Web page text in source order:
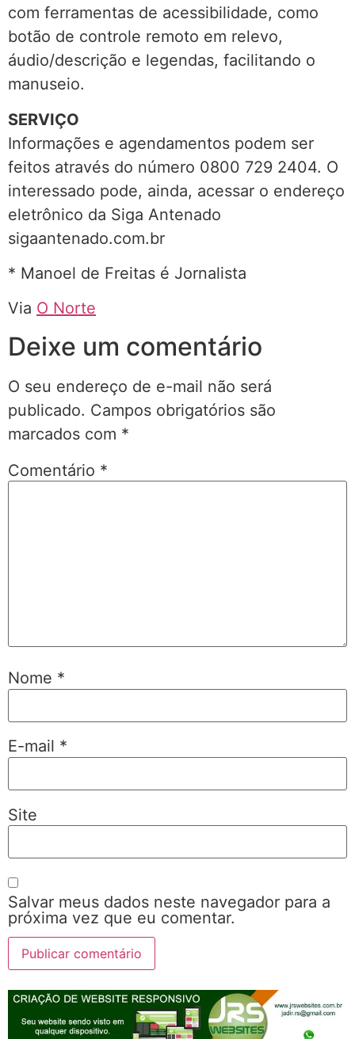
com ferramentas de acessibilidade, como
botão de controle remoto em relevo,
áudio/descrição e legendas, facilitando o
manuseio.
SERVIÇO
Informações e agendamentos podem ser
feitos através do número 0800 729 2404. O
interessado pode, ainda, acessar o endereço
eletrônico da Siga Antenado
sigaantenado.com.br
* Manoel de Freitas é Jornalista
Via O Norte
Deixe um comentário
O seu endereço de e-mail não será
publicado. Campos obrigatórios são
marcados com *
Comentário *
Nome *
E-mail *
Site
Salvar meus dados neste navegador para a
próxima vez que eu comentar.